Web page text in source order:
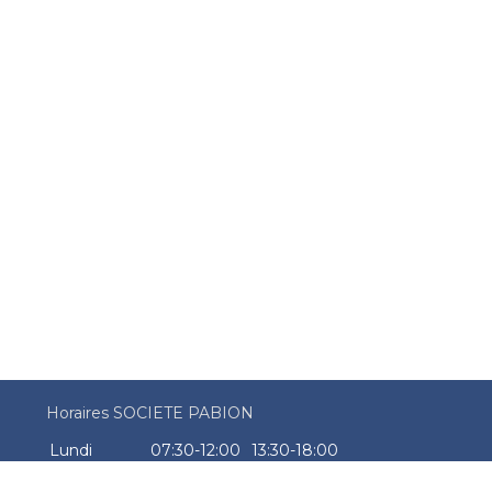
Horaires SOCIETE PABION
Lundi
07:30-12:00
13:30-18:00